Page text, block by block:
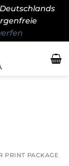
PRINT PACKAGE